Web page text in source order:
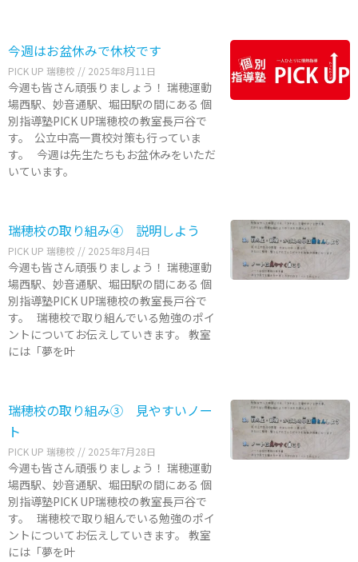
今週はお盆休みで休校です
PICK UP 瑞穂校 2025年8月11日
今週も皆さん頑張りましょう！ 瑞穂運動
場西駅、妙音通駅、堀田駅の間にある 個
別指導塾PICK UP瑞穂校の教室長戸谷で
す。 公立中高一貫校対策も行っていま
す。 今週は先生たちもお盆休みをいただ
いています。
瑞穂校の取り組み④ 説明しよう
PICK UP 瑞穂校 2025年8月4日
今週も皆さん頑張りましょう！ 瑞穂運動
場西駅、妙音通駅、堀田駅の間にある 個
別指導塾PICK UP瑞穂校の教室長戸谷で
す。 瑞穂校で取り組んでいる勉強のポイ
ントについてお伝えしていきます。 教室
には「夢を叶
瑞穂校の取り組み③ 見やすいノー
ト
PICK UP 瑞穂校 2025年7月28日
今週も皆さん頑張りましょう！ 瑞穂運動
場西駅、妙音通駅、堀田駅の間にある 個
別指導塾PICK UP瑞穂校の教室長戸谷で
す。 瑞穂校で取り組んでいる勉強のポイ
ントについてお伝えしていきます。 教室
には「夢を叶